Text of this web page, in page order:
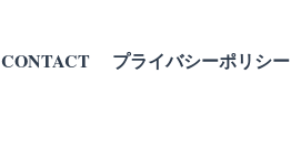
CONTACT プライバシーポリシー